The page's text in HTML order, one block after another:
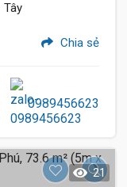
Tây
Chia sẻ
0989456623
21